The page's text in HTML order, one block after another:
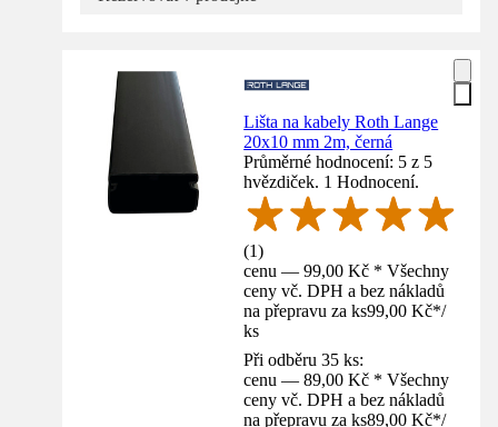
Lišta na kabely Roth Lange
20x10 mm 2m, černá
Průměrné hodnocení: 5 z 5
hvězdiček. 1 Hodnocení.
(1)
cenu — 99,00 Kč * Všechny
ceny vč. DPH a bez nákladů
na přepravu za ks99,00 Kč*/
ks
Při odběru 35 ks:
cenu — 89,00 Kč * Všechny
ceny vč. DPH a bez nákladů
na přepravu za ks89,00 Kč*/